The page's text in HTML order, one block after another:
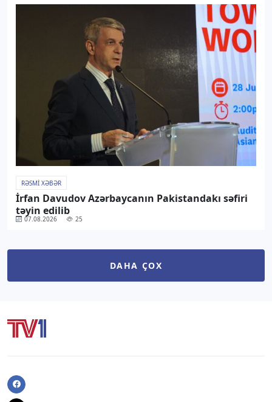
RƏSMI XƏBƏR
İrfan Davudov Azərbaycanın Pakistandakı səfiri
təyin edilib
07.08.2026 25
DAHA ÇOX
Facebook